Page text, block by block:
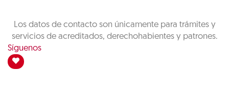
Los datos de contacto son únicamente para trámites y
servicios de acreditados, derechohabientes y patrones.
Síguenos